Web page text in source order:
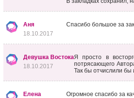
Аня
18.10.2017
Спасибо большое за
Девушка Востока
18.10.2017
Я просто в
потрясающего
Так бы отчислили бы
Елена
Огромное спасибо за